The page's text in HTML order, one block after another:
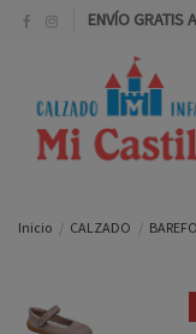
ENVÍO GRATIS
Inicio CALZADO